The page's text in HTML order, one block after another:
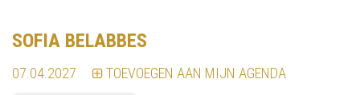
SOFIA BELABBES
07.04.2027 TOEVOEGEN AAN MIJN AGENDA